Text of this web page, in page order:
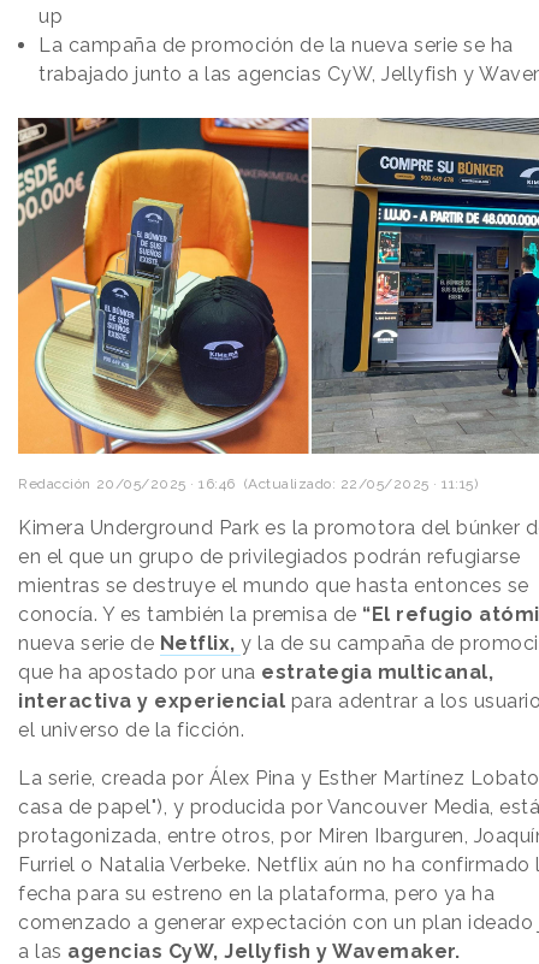
up
La campaña de promoción de la nueva serie se ha
trabajado junto a las agencias CyW, Jellyfish y
Redacción 20/05/2025 · 16:46 (Actualizado: 22/05/2025 · 11:15)
Kimera Underground Park es la promotora del búnker
en el que un grupo de privilegiados podrán refugiarse
mientras se destruye el mundo que hasta entonces se
conocía. Y es también la premisa de “El refugio
nueva serie de Netflix, y la de su campaña de
que ha apostado por una estrategia multicanal,
interactiva y experiencial para adentrar a los
el universo de la ficción.
La serie, creada por Álex Pina y Esther Martínez
casa de papel"), y producida por Vancouver Media, está
protagonizada, entre otros, por Miren Ibarguren,
Furriel o Natalia Verbeke. Netflix aún no ha confirmado
fecha para su estreno en la plataforma, pero ya ha
comenzado a generar expectación con un plan ideado
a las agencias CyW, Jellyfish y Wavemaker.